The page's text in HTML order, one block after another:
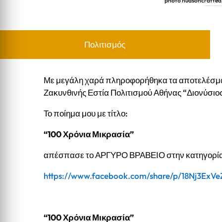
Πολιτισμός
Με μεγάλη χαρά πληροφορήθηκα τα
Ζακυνθινής Εστία Πολιτισμού Αθήνας
Το ποίημα μου με τίτλο:
“100 Χρόνια Μικρασία”
απέσπασε το ΑΡΓΥΡΟ ΒΡΑΒΕΙΟ στην
https://www.facebook.com/share/p/
“100 Χρόνια Μικρασία”